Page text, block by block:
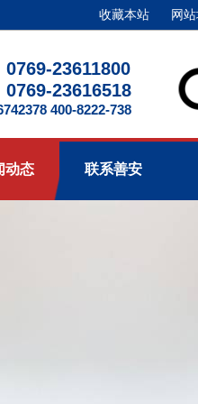
收藏本站 网
0769-23611800
0769-23616518
400-8222-738
动态 联系善安